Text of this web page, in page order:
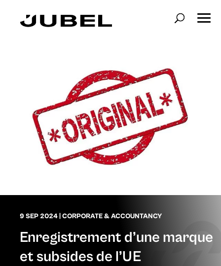
9 SEP 2024 CORPORATE & ACCOUNTANCY
Enregistrement d’une marque
et subsides de l’UE